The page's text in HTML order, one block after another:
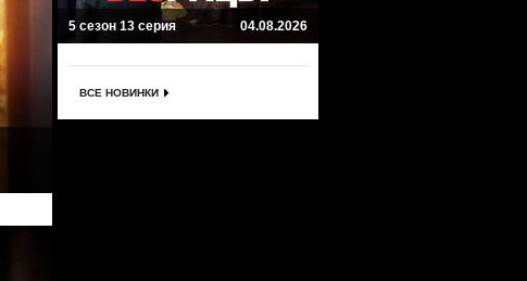
5 сезон 13 серия 04.08.2026
ВСЕ НОВИНКИ